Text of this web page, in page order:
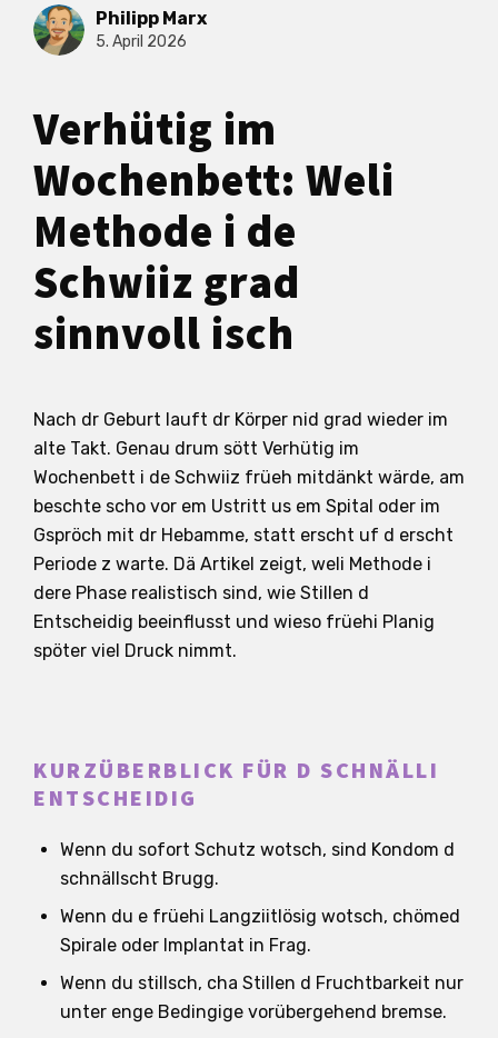
Philipp Marx
5. April 2026
Verhütig im
Wochenbett: Weli
Methode i de
Schwiiz grad
sinnvoll isch
Nach dr Geburt lauft dr Körper nid grad wieder im
alte Takt. Genau drum sött Verhütig im
Wochenbett i de Schwiiz früeh mitdänkt wärde, am
beschte scho vor em Ustritt us em Spital oder im
Gspröch mit dr Hebamme, statt erscht uf d erscht
Periode z warte. Dä Artikel zeigt, weli Methode i
dere Phase realistisch sind, wie Stillen d
Entscheidig beeinflusst und wieso früehi Planig
spöter viel Druck nimmt.
KURZÜBERBLICK FÜR D SCHNÄLLI
ENTSCHEIDIG
Wenn du sofort Schutz wotsch, sind Kondom d
schnällscht Brugg.
Wenn du e früehi Langziitlösig wotsch, chömed
Spirale oder Implantat in Frag.
Wenn du stillsch, cha Stillen d Fruchtbarkeit nur
unter enge Bedingige vorübergehend bremse.